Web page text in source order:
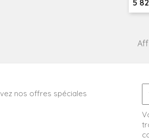
5
nos offres spéciales